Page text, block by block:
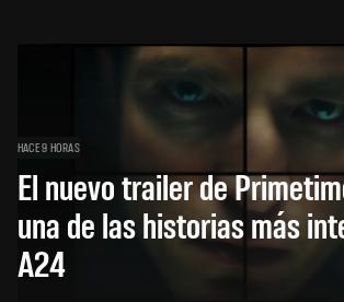
HACE 9 HORAS
El nuevo trailer de
una de las historias más
A24